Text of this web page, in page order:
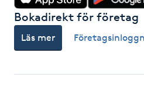
Hollywood Peel
Hot Stone Massage
Hot yoga
Bokadirekt för företag
Läs mer